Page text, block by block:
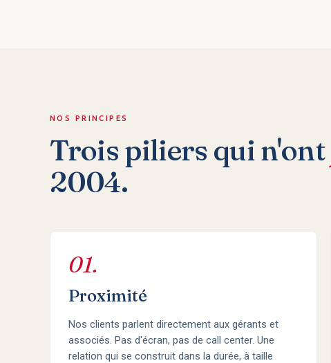
NOS PRINCIPES
Trois piliers qui n'ont
2004.
01.
Proximité
Nos clients parlent directement aux gérants et
associés. Pas d'écran, pas de call center. Une
relation qui se construit dans la durée, à taille